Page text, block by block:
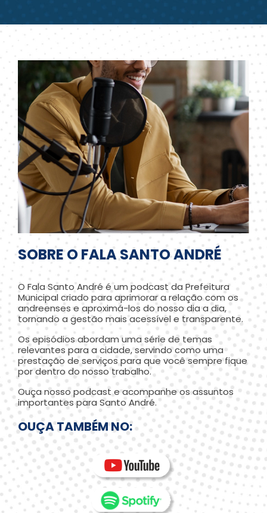
SOBRE O FALA SANTO ANDRÉ
O Fala Santo André é um podcast da Prefeitura
Municipal criado para aprimorar a relação com os
andreenses e aproximá-los do nosso dia a dia,
tornando a gestão mais acessível e transparente.
Os episódios abordam uma série de temas
relevantes para a cidade, servindo como uma
prestação de serviços para que você sempre fique
por dentro do nosso trabalho.
Ouça nosso podcast e acompanhe os assuntos
importantes para Santo André.
OUÇA TAMBÉM NO: